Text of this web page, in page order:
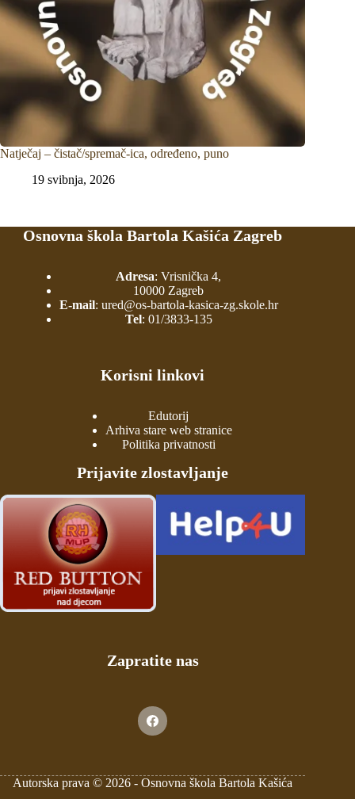
Natječaj – čistač/spremač-ica, određeno, puno
19 svibnja, 2026
Osnovna škola Bartola Kašića Zagreb
Adresa: Vrisnička 4,
10000 Zagreb
E-mail: ured@os-bartola-kasica-zg.skole.hr
Tel: 01/3833-135
Korisni linkovi
Edutorij
Arhiva stare web stranice
Politika privatnosti
Prijavite zlostavljanje
Zapratite nas
Autorska prava © 2026 -Osnovna škola Bartola Kašića